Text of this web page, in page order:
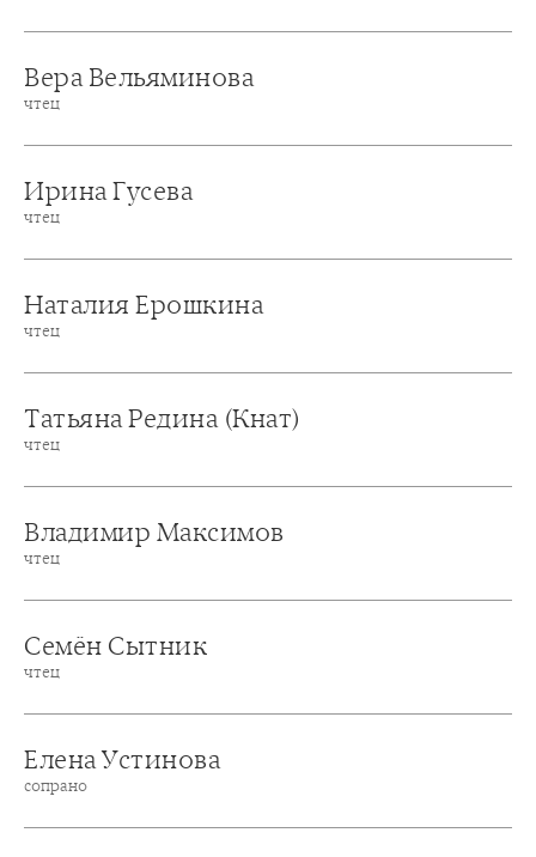
Вера Вельяминова
чтец
Ирина Гусева
чтец
Наталия Ерошкина
чтец
Татьяна Редина (Кнат)
чтец
Владимир Максимов
чтец
Семён Сытник
чтец
Елена Устинова
сопрано